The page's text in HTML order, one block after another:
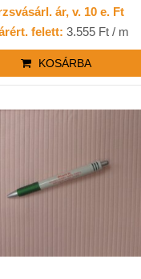
ár, v. 10 e. Ft
felett: 3.555 Ft / m
KOSÁRBA